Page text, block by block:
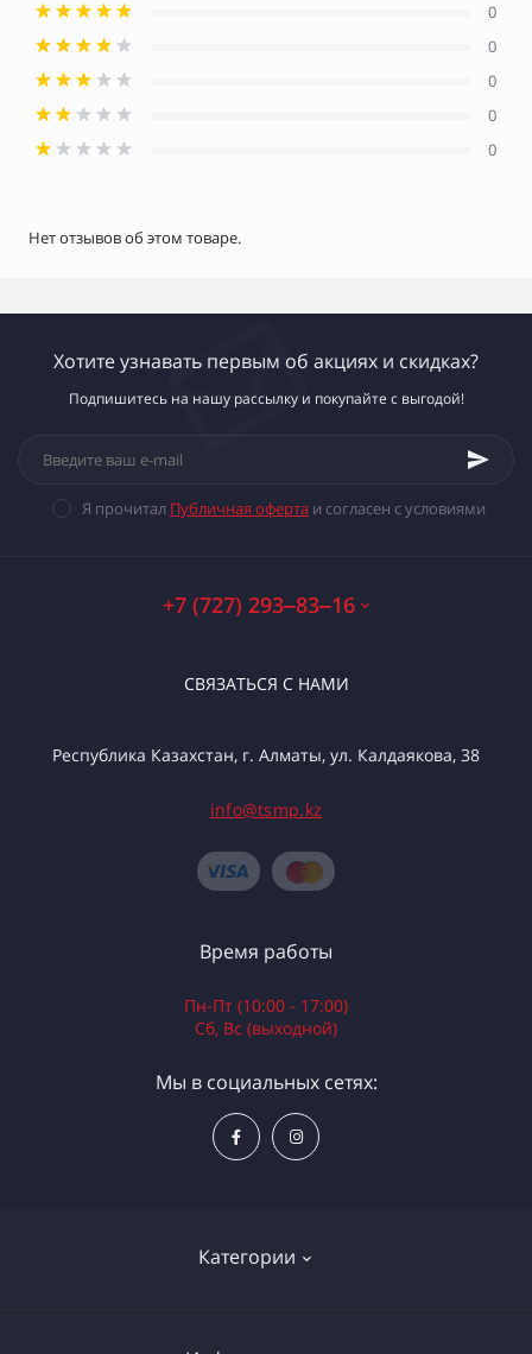
0
0
0
0
0
Нет отзывов об этом товаре.
Хотите узнавать первым об акциях и скидках?
Подпишитесь на нашу рассылку и покупайте с выгодой!
Я прочитал Публичная оферта и согласен с условиями
+7 (727) 293‒83‒16
СВЯЗАТЬСЯ С НАМИ
Республика Казахстан, г. Алматы, ул. Калдаякова, 38
info@tsmp.kz
Категории
Электроинструменты
Время работы
Пн-Пт (10:00 - 17:00)
Сб, Вс (выходной)
Мы в социальных сетях: